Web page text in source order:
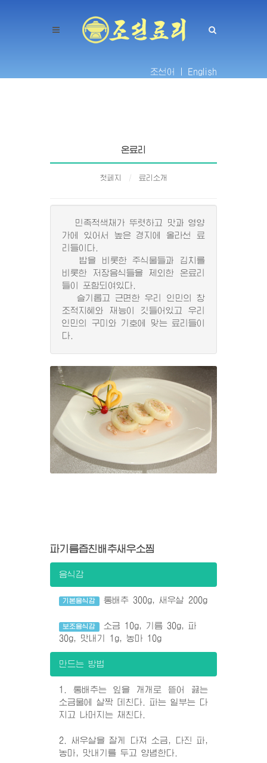
조선어 | English
온료리
첫페지 료리소개
민족적색채가 뚜렷하고 맛과 영양
가에 있어서 높은 경지에 올라선 료
리들이다.
밥을 비롯한 주식물들과 김치를
비롯한 저장음식들을 제외한 온료리
들이 포함되여있다.
슬기롭고 근면한 우리 인민의 창
조적지혜와 재능이 깃들어있고 우리
인민의 구미와 기호에 맞는 료리들이
다.
파기름즙친배추새우소찜
음식감
기본음식감 통배추 300g, 새우살 200g
보조음식감
소금 10g, 기름 30g, 파
30g, 맛내기 1g, 농마 10g
만드는 방법
1. 통배추는 잎을 개개로 뜯어 끓는
소금물에 살짝 데친다. 파는 일부는 다
지고 나머지는 채친다.
2. 새우살을 잘게 다져 소금, 다진 파,
농마, 맛내기를 두고 양념한다.